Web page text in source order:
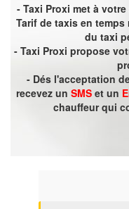
- Taxi Proxi met à
Tarif de taxis en
du taxi
- Taxi Proxi propose
- Dés l'acceptation
recevez un SMSet un
chauffeur qui